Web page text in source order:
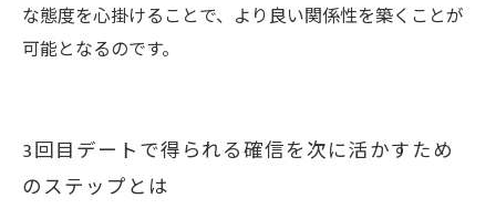
な態度を心掛けることで、より良い関係性を築くことが
可能となるのです。
3回目デートで得られる確信を次に活かすため
のステップとは